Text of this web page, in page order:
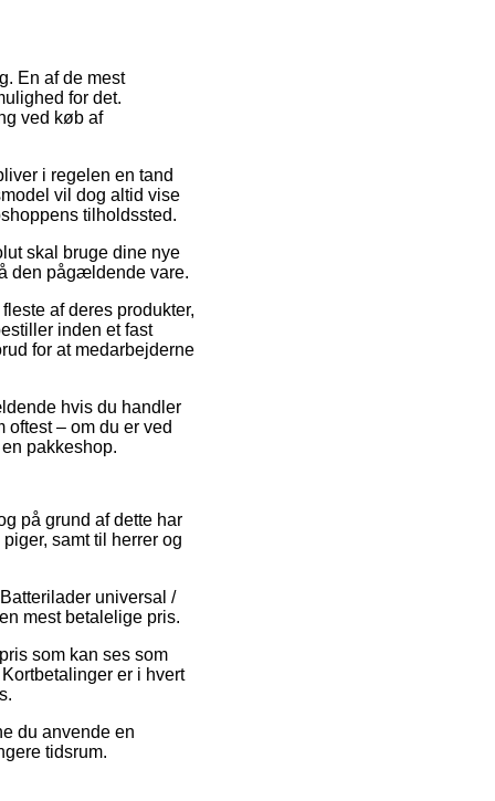
En af de mest
for det.
ved køb af
i regelen en tand
vil dog altid vise
tilholdssted.
skal bruge dine nye
den pågældende vare.
af deres produkter,
inden et fast
for at medarbejderne
hvis du handler
– om du er ved
pakkeshop.
på grund af dette har
samt til herrer og
universal /
mest betalelige pris.
som kan ses som
er i hvert
du anvende en
tidsrum.